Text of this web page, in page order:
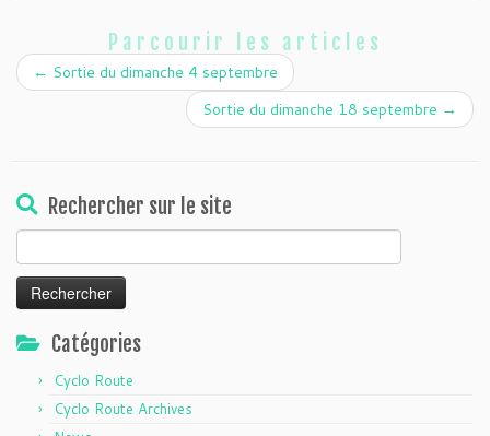
Parcourir les articles
← Sortie du dimanche 4 septembre
Sortie du dimanche 18 septembre →
Rechercher sur le site
Catégories
Cyclo Route
Cyclo Route Archives